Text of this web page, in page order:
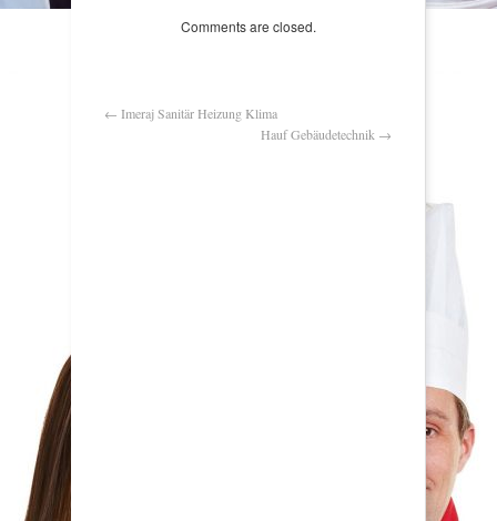
Comments are closed.
← Imeraj Sanitär Heizung Klima
Hauf Gebäudetechnik →